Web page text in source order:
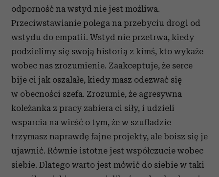
odporność na wstyd nie jest możliwa.
Przeciwstawianie polega na przebyciu drogi od
wstydu do empatii. Wstyd nie przetrwa, kiedy
podzielimy się swoją historią z kimś, kto wykaże
wobec nas zrozumienie. Zaakceptuje, że serce
bije ci jak oszalałe, kiedy masz odezwać się
w obecności szefa. Zrozumie, że agresywna
koleżanka z pracy zabiera ci siły, i udzieli
wsparcia na wieść o tym, że w szufladzie
trzymasz naprawdę fajne projekty, ale boisz się je
ujawnić. Równie istotne jest współczucie wobec
siebie. Dlatego warto jest mówić do siebie w taki